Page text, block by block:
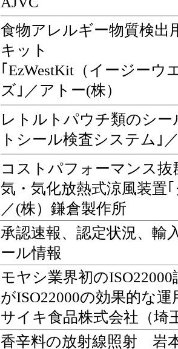
食物アレルギー物質検出
キット
｢EzWestKit（イージーウ
ズ｣／アトー(株）
レトルトパウチ類のシー
トシール検査システム｣
コストパフォーマンス抜
気・気化放熱式涼風装置
／(株）鎌倉製作所
承認速報、認定状況、輸
ール情報
モヤシ業界初の
がISO22000の効果的な
サイキ食品株式会社（埼
香辛料の放射線照射 岩